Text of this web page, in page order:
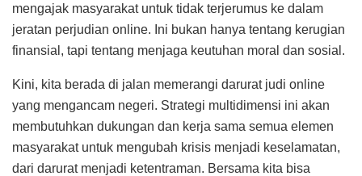
mengajak masyarakat untuk tidak terjerumus ke dalam
jeratan perjudian online. Ini bukan hanya tentang kerugian
finansial, tapi tentang menjaga keutuhan moral dan sosial.
Kini, kita berada di jalan memerangi darurat judi online
yang mengancam negeri. Strategi multidimensi ini akan
membutuhkan dukungan dan kerja sama semua elemen
masyarakat untuk mengubah krisis menjadi keselamatan,
dari darurat menjadi ketentraman. Bersama kita bisa